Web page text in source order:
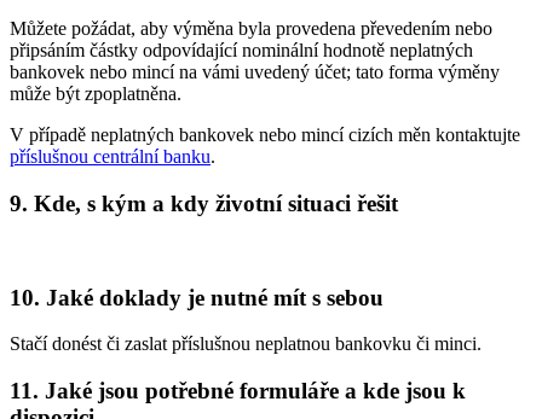
Můžete požádat, aby výměna byla provedena převedením nebo
připsáním částky odpovídající nominální hodnotě neplatných
bankovek nebo mincí na vámi uvedený účet; tato forma výměny
může být zpoplatněna.
V případě neplatných bankovek nebo mincí cizích měn kontaktujte
příslušnou centrální banku.
9. Kde, s kým a kdy životní situaci řešit
10. Jaké doklady je nutné mít s sebou
Stačí donést či zaslat příslušnou neplatnou bankovku či minci.
11. Jaké jsou potřebné formuláře a kde jsou k